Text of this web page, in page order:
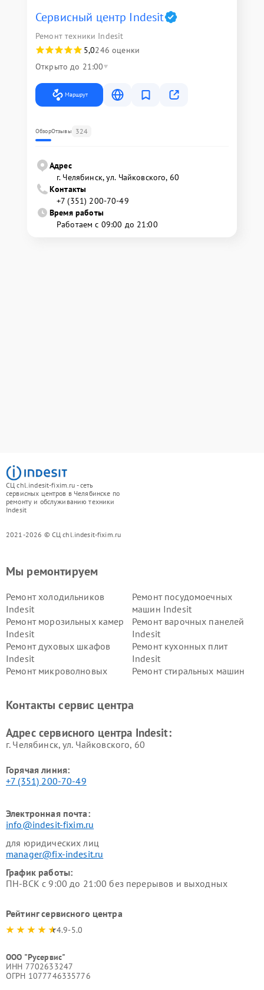
Сервисный центр Indesit
Ремонт техники Indesit
5,0246 оценки
Открыто до 21:00
Маршрут
ОбзорОтзывы 324
Адрес
г. Челябинск, ул. Чайковского, 60
Контакты
+7 (351) 200-70-49
Время работы
Работаем с 09:00 до 21:00
СЦ chl.indesit-fixim.ru - сеть
сервисных центров в Челябинске по
ремонту и обслуживанию техники
Indesit
2021-2026 © СЦ chl.indesit-fixim.ru
Мы ремонтируем
Ремонт холодильников
Indesit
Ремонт посудомоечных
машин Indesit
Ремонт морозильных камер
Indesit
Ремонт варочных панелей
Indesit
Ремонт духовых шкафов
Indesit
Ремонт кухонных плит
Indesit
Ремонт микроволновых
Ремонт стиральных машин
Indesit
Indesit
Контакты сервис центра
Адрес сервисного центра Indesit:
г. Челябинск, ул. Чайковского, 60
Горячая линия:
+7 (351) 200-70-49
Электронная почта:
info@indesit-fixim.ru
для юридических лиц
manager@fix-indesit.ru
График работы:
ПН-ВСК с 9:00 до 21:00 без перерывов и выходных
Рейтинг сервисного центра
4.9-5.0
ООО "Русервис"
ИНН 7702633247
ОГРН 1077746335776